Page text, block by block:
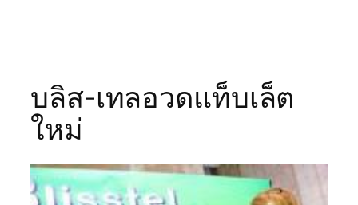
บลิส-เทลอวดแท็บเล็ต
ใหม่